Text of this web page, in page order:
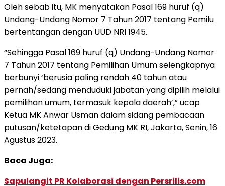
Oleh sebab itu, MK menyatakan Pasal 169 huruf (q)
Undang-Undang Nomor 7 Tahun 2017 tentang Pemilu
bertentangan dengan UUD NRI 1945.
“Sehingga Pasal 169 huruf (q) Undang-Undang Nomor
7 Tahun 2017 tentang Pemilihan Umum selengkapnya
berbunyi ‘berusia paling rendah 40 tahun atau
pernah/sedang menduduki jabatan yang dipilih melalui
pemilihan umum, termasuk kepala daerah’,” ucap
Ketua MK Anwar Usman dalam sidang pembacaan
putusan/ketetapan di Gedung MK RI, Jakarta, Senin, 16
Agustus 2023.
Baca Juga:
Sapulangit PR Kolaborasi dengan Persrilis.com